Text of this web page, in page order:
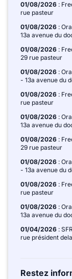
01/08/2026 :
rue pasteur
01/08/2026 :
13a avenue du
01/08/2026 :
29 rue pasteur
01/08/2026 :
- 13a avenue du
01/08/2026 :
rue pasteur
01/08/2026 :
13a avenue du
01/08/2026 :
29 rue pasteur
01/08/2026 :
- 13a avenue du
01/08/2026 :
rue pasteur
01/08/2026 :
13a avenue du
01/04/2026 :
rue président
Restez